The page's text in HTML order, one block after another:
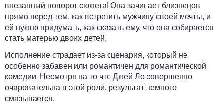
внезапный поворот сюжета! Она зачинает близнецов
прямо перед тем, как встретить мужчину своей мечты, и
ей нужно придумать, как сказать ему, что она собирается
стать матерью двоих детей.
Исполнение страдает из-за сценария, который не
особенно забавен или романтичен для романтической
комедии. Несмотря на то что Джей Ло совершенно
очаровательна в этой роли, результат немного
смазывается.